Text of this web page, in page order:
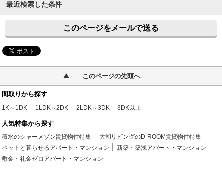
最近検索した条件
このページをメールで送る
このページの先頭へ
間取りから探す
1K～1DK 1LDK～2DK 2LDK～3DK 3DK以上
人気特集から探す
積水のシャーメゾン賃貸物件特集
大和リビングのD-ROOM賃貸物件特集
ペットと暮らせるアパート・マンション
新築・築浅アパート・マンション
敷金・礼金ゼロアパート・マンション